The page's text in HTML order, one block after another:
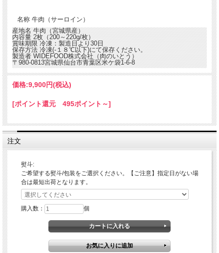
名称 牛肉（サーロイン）
産地名 牛肉（宮城県産）
内容量 2枚（200～220g/枚）
賞味期限 冷凍：製造日より30日
保存方法 冷凍(-１８℃以下)にて保存ください。
製造者 WIDEFOOD株式会社（肉のいとう）
〒980-0813宮城県仙台市青葉区米ケ袋1-6-8
価格:9,900円(税込)
[ポイント還元 495ポイント～]
注文
熨斗:
ご希望する熨斗/包装をご選択ください。【ご注意】指定日がない場
合は最短出荷となります。
購入数： 個